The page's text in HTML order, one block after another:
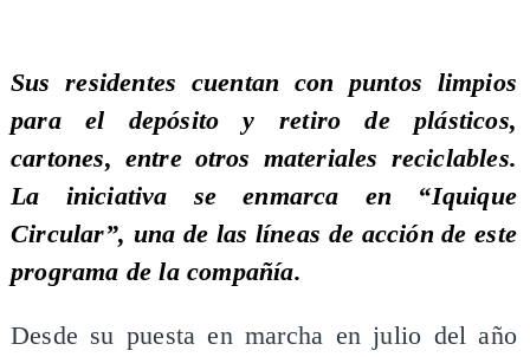
Sus residentes cuentan con puntos limpios
para el depósito y retiro de plásticos,
cartones, entre otros materiales reciclables.
La iniciativa se enmarca en “Iquique
Circular”, una de las líneas de acción de este
programa de la compañía.
​Desde su puesta en marcha en julio del año